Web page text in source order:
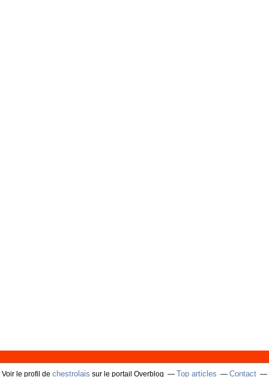
Voir le profil de chestrolais sur le portail Overblog Top articles Contact